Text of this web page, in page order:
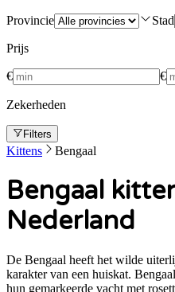
Provincie Stad
Prijs
€ €
Zekerheden
Filters
Kittens Bengaal
Bengaal
Nederland
De Bengaal heeft het wilde
karakter van een huiskat.
hun gemarkeerde vacht met